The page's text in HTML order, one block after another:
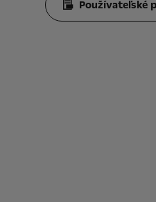
Používateľské